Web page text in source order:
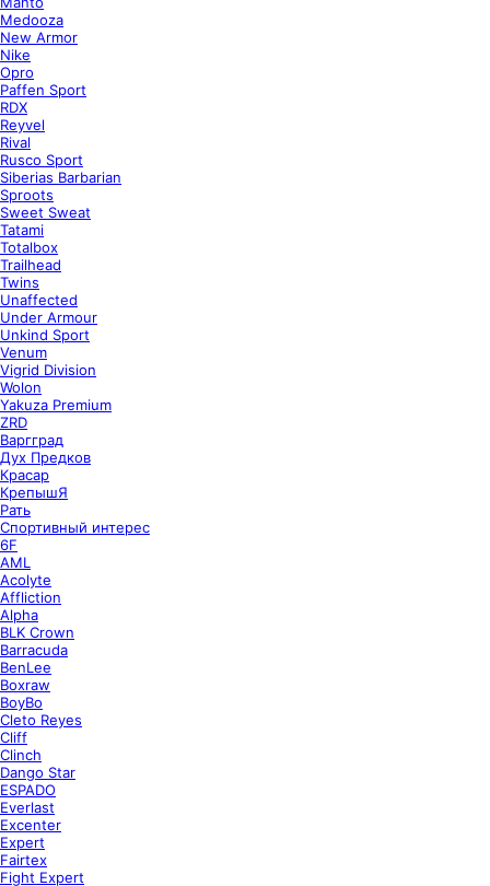
Medooza
New Armor
Nike
Opro
Paffen Sport
RDX
Reyvel
Rival
Rusco Sport
Siberias Barbarian
Sproots
Sweet Sweat
Tatami
Totalbox
Trailhead
Twins
Unaffected
Under Armour
Unkind Sport
Venum
Vigrid Division
Wolon
Yakuza Premium
ZRD
Варгград
Дух Предков
Красар
КрепышЯ
Рать
Спортивный интерес
6F
AML
Acolyte
Affliction
Alpha
BLK Crown
Barracuda
BenLee
Boxraw
BoyBo
Cleto Reyes
Cliff
Clinch
Dango Star
ESPADO
Everlast
Excenter
Expert
Fairtex
Fight Expert